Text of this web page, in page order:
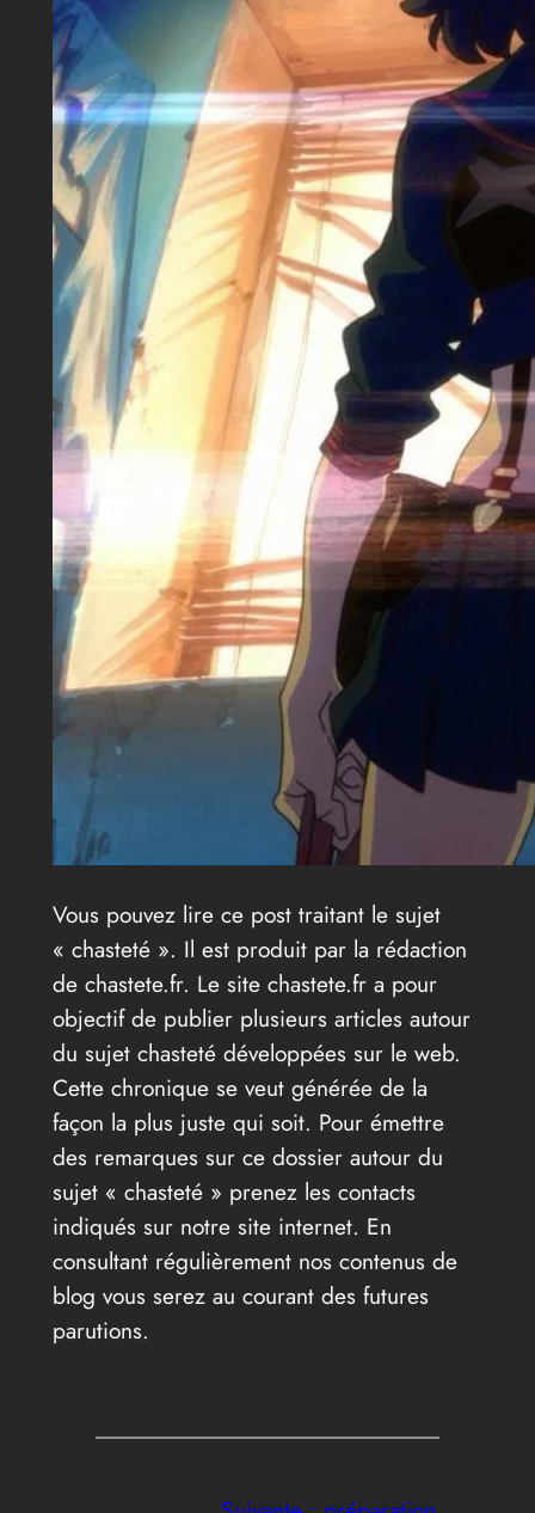
Vous pouvez lire ce post traitant le sujet
« chasteté ». Il est produit par la rédaction
de chastete.fr. Le site chastete.fr a pour
objectif de publier plusieurs articles autour
du sujet chasteté développées sur le web.
Cette chronique se veut générée de la
façon la plus juste qui soit. Pour émettre
des remarques sur ce dossier autour du
sujet « chasteté » prenez les contacts
indiqués sur notre site internet. En
consultant régulièrement nos contenus de
blog vous serez au courant des futures
parutions.